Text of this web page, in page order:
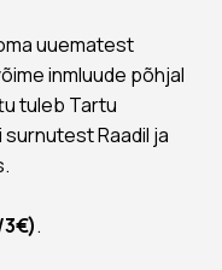
uuematest
inmluude põhjal
tuleb Tartu
Raadil ja
.